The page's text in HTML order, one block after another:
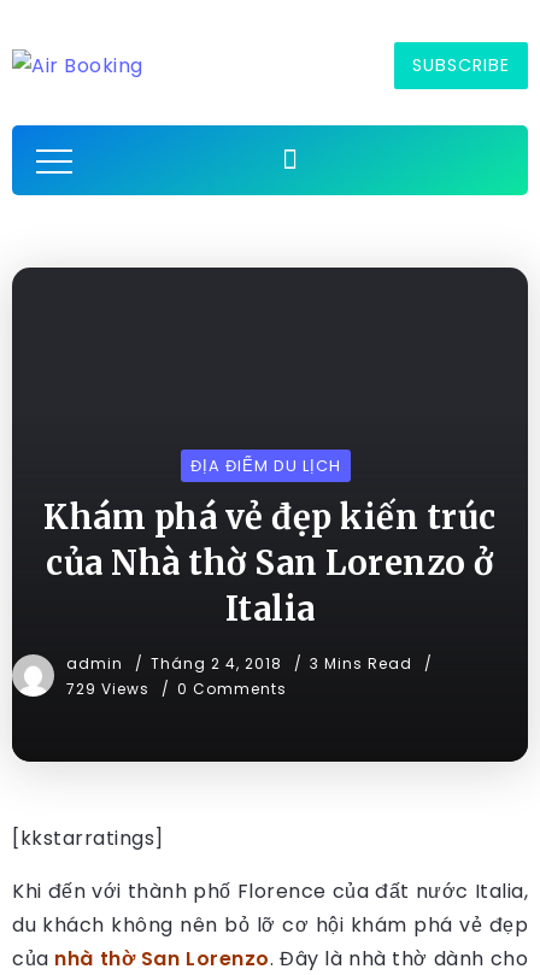
SUBSCRIBE
ĐỊA ĐIỂM DU LỊCH
Khám phá vẻ đẹp kiến trúc
của Nhà thờ San Lorenzo ở
Italia
admin Tháng 2 4, 2018
3 Mins Read
729 Views
0 Comments
[kkstarratings]
Khi đến với thành phố Florence của đất nước Italia,
du khách không nên bỏ lỡ cơ hội khám phá vẻ đẹp
của nhà thờ San Lorenzo. Đây là nhà thờ dành cho